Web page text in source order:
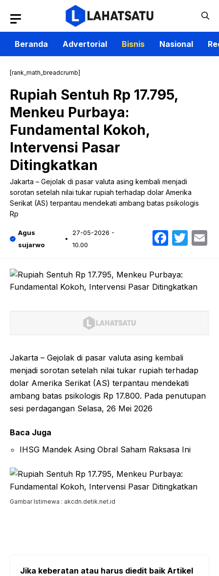
isi
Beranda
Advertorial Bisnis Nasional
[rank_math_breadcrumb]
Rupiah Sentuh Rp 17.795,
Menkeu Purbaya:
Fundamental Kokoh,
Intervensi Pasar
Ditingkatkan
Jakarta – Gejolak di pasar valuta asing kembali menjadi
sorotan setelah nilai tukar rupiah terhadap dolar Amerika
Serikat (AS) terpantau mendekati ambang batas psikologis
Rp
Agus
sujarwo
27-05-2026 -
10.00
Jakarta – Gejolak di pasar valuta asing kembali
menjadi sorotan setelah nilai tukar rupiah terhadap
dolar Amerika Serikat (AS) terpantau mendekati
ambang batas psikologis Rp 17.800. Pada penutupan
sesi perdagangan Selasa, 26 Mei 2026
Baca Juga
IHSG Mandek Asing Obral Saham Raksasa Ini
Gambar Istimewa : akcdn.detik.net.id
Jika keberatan atau harus diedit baik Artikel